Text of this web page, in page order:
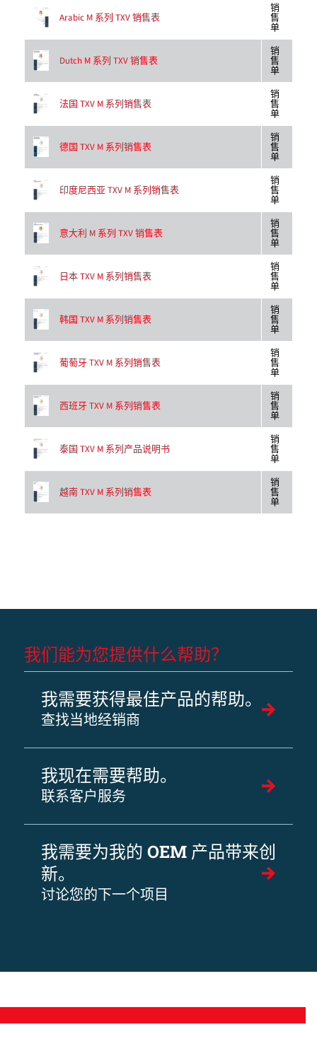
Arabic M 系列 TXV 销售表
销
售
单
Dutch M 系列 TXV 销售表
销
售
单
法国 TXV M 系列销售表
销
售
单
德国 TXV M 系列销售表
销
售
单
印度尼西亚 TXV M 系列销售表
销
售
单
意大利 M 系列 TXV 销售表
销
售
单
日本 TXV M 系列销售表
销
售
单
韩国 TXV M 系列销售表
销
售
单
葡萄牙 TXV M 系列销售表
销
售
单
西班牙 TXV M 系列销售表
销
售
单
泰国 TXV M 系列产品说明书
销
售
单
越南 TXV M 系列销售表
销
售
单
我们能为您提供什么帮助？
我需要获得最佳产品的帮助。
查找当地经销商
我现在需要帮助。
联系客户服务
我需要为我的 OEM 产品带来创
新。
讨论您的下一个项目